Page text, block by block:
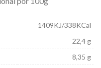
1409KJ/338KCal
22,4 g
8,35 g